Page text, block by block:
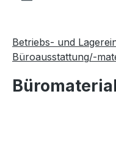
Betriebs- und
Büroausstattung/-
Büromaterial